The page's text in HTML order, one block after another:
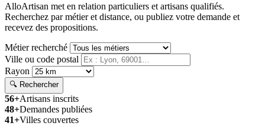
AlloArtisan met en relation particuliers et artisans qualifiés.
Recherchez par métier et distance, ou publiez votre demande et
recevez des propositions.
Métier recherché
Ville ou code postal
Rayon
🔍 Rechercher
56+Artisans inscrits
48+Demandes publiées
41+Villes couvertes